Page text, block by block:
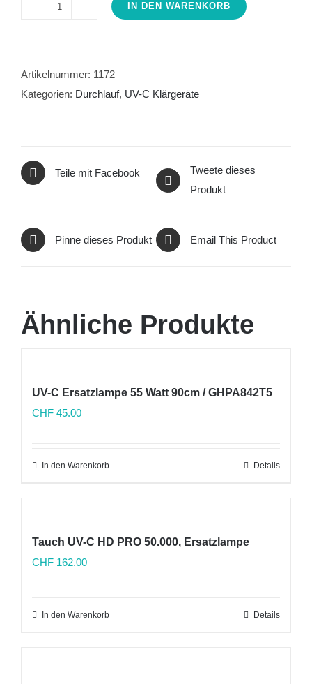
20000,
18
IN DEN WARENKORB
Artikelnummer: 1172
Kategorien: Durchlauf, UV-C Klärgeräte
Teile mit Facebook
Tweete dieses
Produkt
Pinne dieses Produkt Email This Product
Ähnliche Produkte
UV-C Ersatzlampe 55 Watt 90cm / GHPA842T5
CHF 45.00
In den Warenkorb Details
Tauch UV-C HD PRO 50.000, Ersatzlampe
CHF 162.00
In den Warenkorb Details